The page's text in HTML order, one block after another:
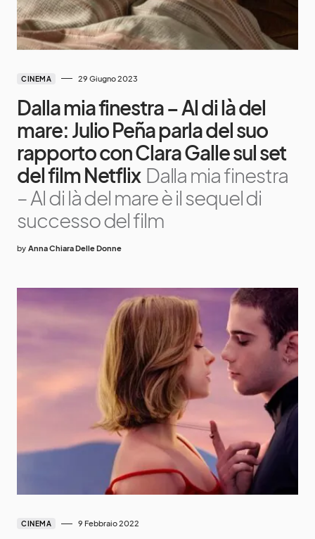
CINEMA 29 Giugno 2023
Dalla mia finestra – Al di là del
mare: Julio Peña parla del suo
rapporto con Clara Galle sul set
del film Netflix Dalla mia finestra
– Al di là del mare è il sequel di
successo del film
by Anna Chiara Delle Donne
CINEMA 9 Febbraio 2022